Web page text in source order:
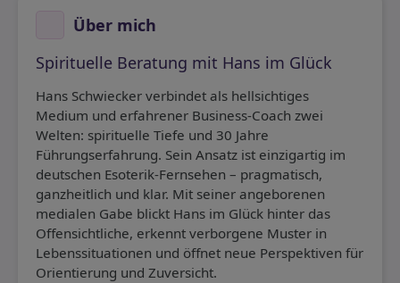
Über mich
Spirituelle Beratung mit Hans im Glück
Hans Schwiecker verbindet als hellsichtiges
Medium und erfahrener Business-Coach zwei
Welten: spirituelle Tiefe und 30 Jahre
Führungserfahrung. Sein Ansatz ist einzigartig im
deutschen Esoterik-Fernsehen – pragmatisch,
ganzheitlich und klar. Mit seiner angeborenen
medialen Gabe blickt Hans im Glück hinter das
Offensichtliche, erkennt verborgene Muster in
Lebenssituationen und öffnet neue Perspektiven für
Orientierung und Zuversicht.